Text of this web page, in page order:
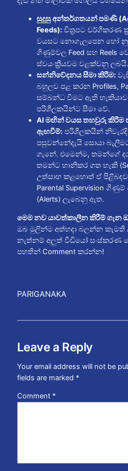
සුදුසු අන්තර්ගතයන් පමණි
Feeds):චිත්‍රපට වර්ගීකරණ
වයසට නොගැලපෙන හෝ
ගිණුම්වල Feed සහ Reels
ස්වයංක්‍රීයවම වළක්වනු ලබයි.
සන්නිවේදනය සීමා කිරීම:
බහුලව පළ කරන Profiles,
සම්බන්ධ වීමට ඇති
පරිශීලකයින්ට සීමා වේ.
AI මඟින් වයස තහවුරු කිරීම
ඇඟවීම්:පරිශීලකයින්
පසුවන්නේදැයි සොයා
ගැනේ. එමෙන්ම, තමන්ගේ
තමන්ට හානිකර ගත හැකි
උත්සාහ කළහොත් ඒ
Parental Supervision
(Alerts) ලැබෙනු ඇත.
මෙම නව යාවත්කාලීන කිරීම් ගැන
ඔබ මුලින්ම අත්හදා බලන්න කැමති
නැත්නම් අලුත් වීඩියෝ සංස්කරණ
පහතින් Comment කරන්න!
PARIGANAKA
Leave a Reply
Your email address will not be
fields are marked *
Comment *